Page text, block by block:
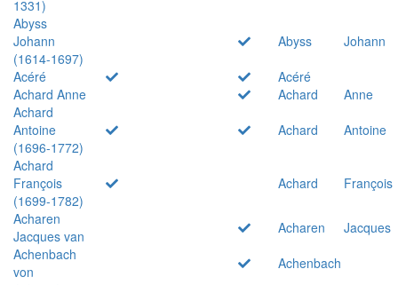
1331)
Abyss
Johann
(1614-1697)
Abyss
Johann
Acéré
Acéré
Achard Anne
Achard
Anne
Achard
Antoine
(1696-1772)
Achard
Antoine
Achard
François
(1699-1782)
Achard
François
Acharen
Jacques van
Acharen
Jacques
Achenbach
von
Achenbach